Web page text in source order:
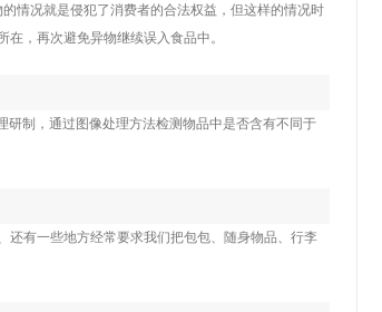
情况就是侵犯了消费者的合法权益，但这样的情况时
，再次避免异物继续误入食品中。
制，通过图像处理方法检测物品中是否含有不同于
有一些地方经常要求我们把包包、随身物品、行李